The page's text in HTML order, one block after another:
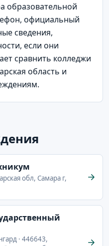
образовательной
официальный
сведения,
если они
сравнить колледжи
область и
обл, Самара г,
· 446643,